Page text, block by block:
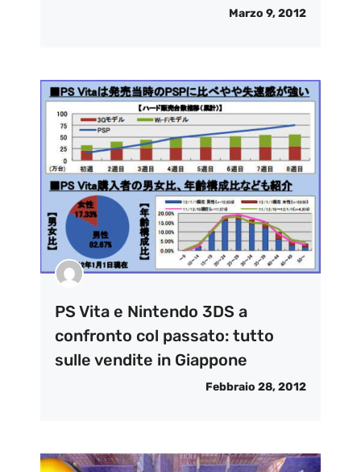
Marzo 9, 2012
PS Vita e Nintendo 3DS a
confronto col passato: tutto
sulle vendite in Giappone
Febbraio 28, 2012